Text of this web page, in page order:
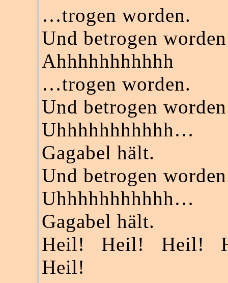
…trogen worden.
Und betrogen
Ahhhhhhhhhhh
…trogen worden.
Und betrogen
Uhhhhhhhhhhh…
Gagabel hält.
Und betrogen
Uhhhhhhhhhhh…
Gagabel hält.
Heil! Heil! Heil!
Heil!